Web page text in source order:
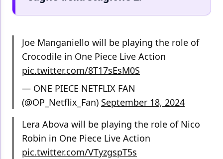
Joe Manganiello will be playing the role of
Crocodile in One Piece Live Action
pic.twitter.com/8T17sEsM0S
— ONE PIECE NETFLIX FAN
(@OP_Netflix_Fan) September 18, 2024
Lera Abova will be playing the role of Nico
Robin in One Piece Live Action
pic.twitter.com/VTyzgspT5s